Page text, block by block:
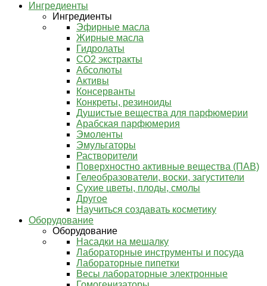
Ингредиенты
Ингредиенты
Эфирные масла
Жирные масла
Гидролаты
СО2 экстракты
Абсолюты
Активы
Консерванты
Конкреты, резиноиды
Душистые вещества для парфюмерии
Арабская парфюмерия
Эмоленты
Эмульгаторы
Растворители
Поверхностно активные вещества (ПАВ)
Гелеобразователи, воски, загустители
Сухие цветы, плоды, смолы
Другое
Научиться создавать косметику
Оборудование
Оборудование
Насадки на мешалку
Лабораторные инструменты и посуда
Лабораторные пипетки
Весы лабораторные электронные